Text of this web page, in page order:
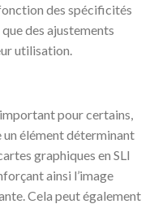
des spécificités
des ajustements
utilisation.
pour certains,
un élément déterminant
graphiques en SLI
ainsi l’image
Cela peut également